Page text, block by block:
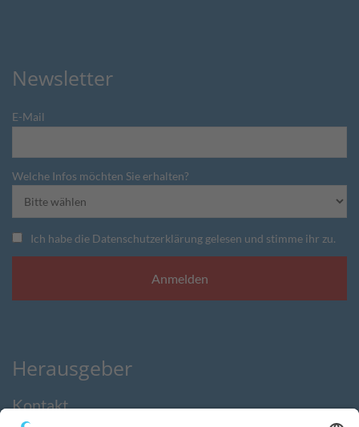
Newsletter
E-Mail
Welche Infos möchten Sie erhalten?
Ich habe die Datenschutzerklärung gelesen und stimme ihr zu.
Herausgeber
Kontakt